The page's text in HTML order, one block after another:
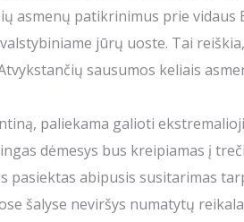
asmenų patikrinimus prie
jūrų uoste. Tai
sausumos keliais
paliekama galioti
dėmesys bus kreipiamas į
pasiektas abipusis susitarimas
šalyse neviršys numatytų